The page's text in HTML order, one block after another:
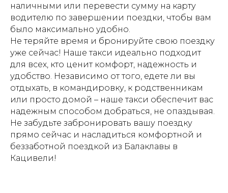
наличными или перевести сумму на карту
водителю по завершении поездки, чтобы вам
было максимально удобно.
Не теряйте время и бронируйте свою поездку
уже сейчас! Наше такси идеально подходит
для всех, кто ценит комфорт, надежность и
удобство. Независимо от того, едете ли вы
отдыхать, в командировку, к родственникам
или просто домой – наше такси обеспечит вас
надежным способом добраться, не опаздывая.
Не забудьте забронировать вашу поездку
прямо сейчас и насладиться комфортной и
беззаботной поездкой из Балаклавы в
Кацивели!